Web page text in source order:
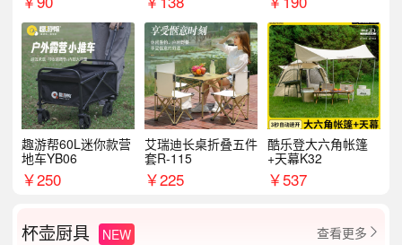
趣游帮60L迷你款营
地车YB06
￥250
艾瑞迪长桌折叠五件
套R-115
￥225
酷乐登大六角帐篷
+天幕K32
￥537
杯壶厨具 NEW 查看更多 